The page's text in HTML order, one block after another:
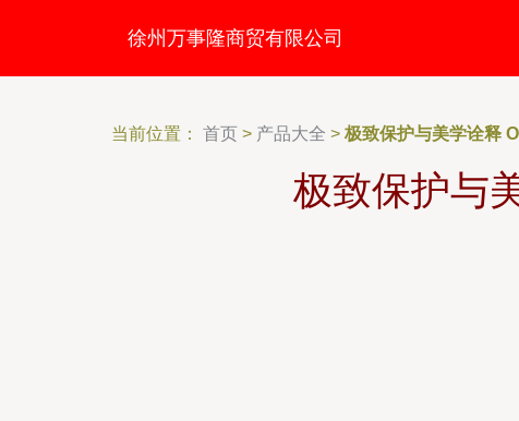
徐州万事隆商贸有限公司
当前位置： 首页 > 产品大全 > 极致保护与美学诠释
极致保护与